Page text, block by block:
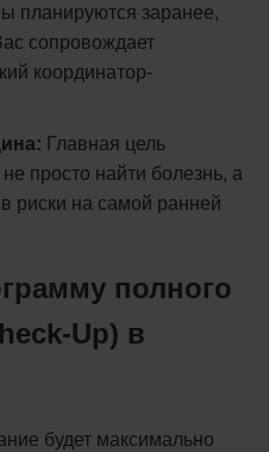
планируются заранее,
сопровождает
координатор-
Главная цель
просто найти болезнь, а
риски на самой ранней
полного
Up) в
будет максимально